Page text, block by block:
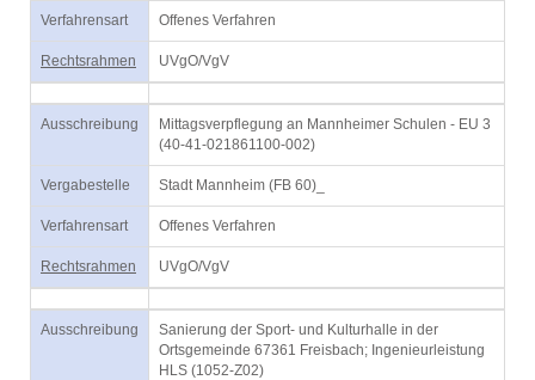
Verfahrensart Offenes Verfahren
Rechtsrahmen UVgO/VgV
Ausschreibung
Mittagsverpflegung an Mannheimer Schulen - EU 3
(40-41-021861100-002)
Vergabestelle Stadt Mannheim (FB 60)_
Verfahrensart Offenes Verfahren
Rechtsrahmen UVgO/VgV
Ausschreibung
Sanierung der Sport- und Kulturhalle in der
Ortsgemeinde 67361 Freisbach; Ingenieurleistung
HLS (1052-Z02)